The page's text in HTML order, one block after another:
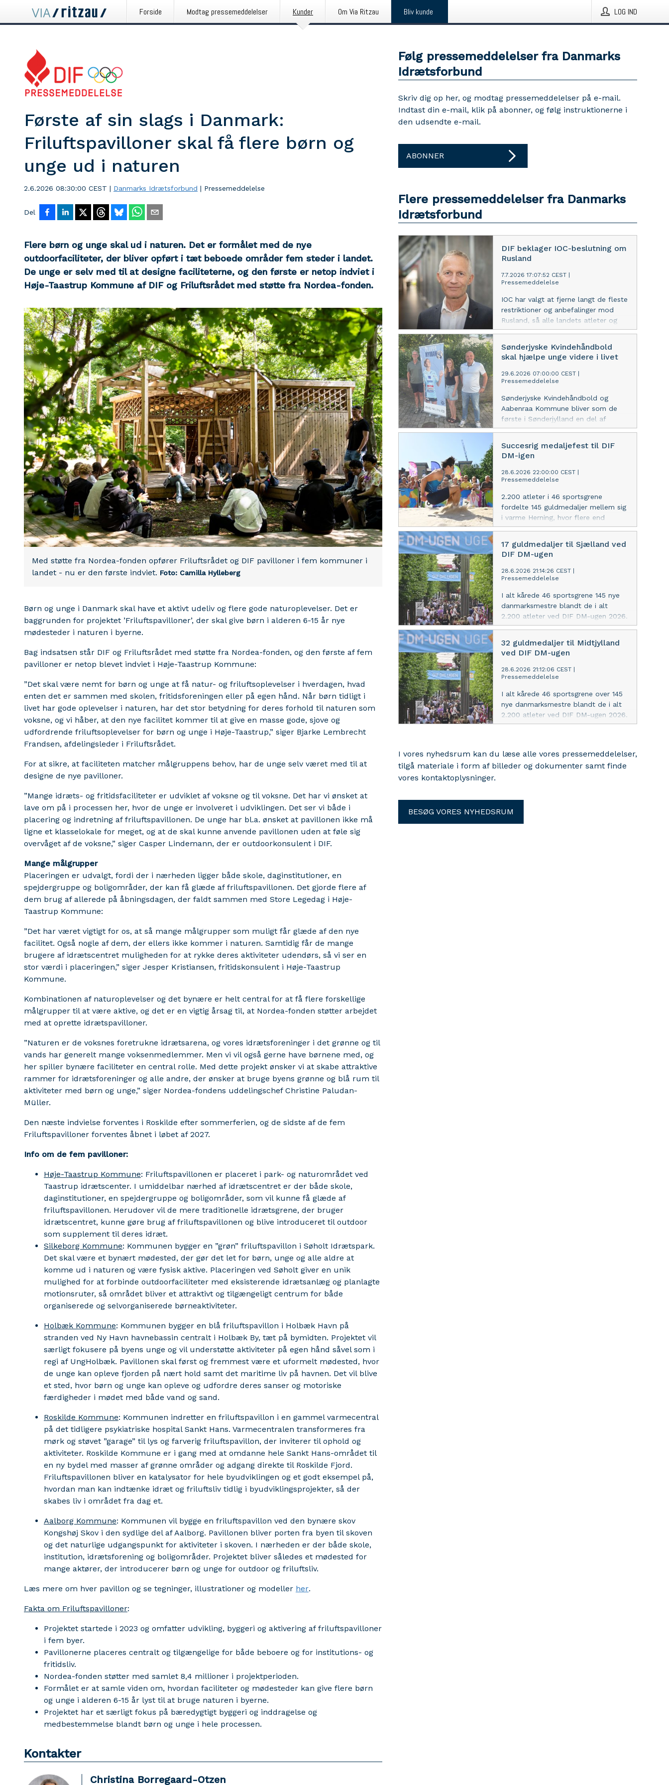
Forside Modtag pressemeddelelser Kunder Om Via Ritzau Bliv kunde LOG IND
Første af sin slags i Danmark:
Friluftspavilloner skal få flere børn og
unge ud i naturen
2.6.2026 08:30:00 CEST | Danmarks Idrætsforbund | Pressemeddelelse
Del
Flere børn og unge skal ud i naturen. Det er formålet med de nye
outdoorfaciliteter, der bliver opført i tæt beboede områder fem steder i landet.
De unge er selv med til at designe faciliteterne, og den første er netop indviet i
Høje-Taastrup Kommune af DIF og Friluftsrådet med støtte fra Nordea-fonden.
Med støtte fra Nordea-fonden opfører Friluftsrådet og DIF pavilloner i fem kommuner i
landet - nu er den første indviet. Foto: Camilla Hylleberg
Børn og unge i Danmark skal have et aktivt udeliv og flere gode naturoplevelser. Det er
baggrunden for projektet ’Friluftspavilloner’, der skal give børn i alderen 6-15 år nye
mødesteder i naturen i byerne.
Bag indsatsen står DIF og Friluftsrådet med støtte fra Nordea-fonden, og den første af fem
pavilloner er netop blevet indviet i Høje-Taastrup Kommune:
”Det skal være nemt for børn og unge at få natur- og friluftsoplevelser i hverdagen, hvad
enten det er sammen med skolen, fritidsforeningen eller på egen hånd. Når børn tidligt i
livet har gode oplevelser i naturen, har det stor betydning for deres forhold til naturen som
voksne, og vi håber, at den nye facilitet kommer til at give en masse gode, sjove og
udfordrende friluftsoplevelser for børn og unge i Høje-Taastrup,” siger Bjarke Lembrecht
Frandsen, afdelingsleder i Friluftsrådet.
For at sikre, at faciliteten matcher målgruppens behov, har de unge selv været med til at
designe de nye pavilloner.
”Mange idræts- og fritidsfaciliteter er udviklet af voksne og til voksne. Det har vi ønsket at
lave om på i processen her, hvor de unge er involveret i udviklingen. Det ser vi både i
placering og indretning af friluftspavillonen. De unge har bl.a. ønsket at pavillonen ikke må
ligne et klasselokale for meget, og at de skal kunne anvende pavillonen uden at føle sig
overvåget af de voksne,” siger Casper Lindemann, der er outdoorkonsulent i DIF.
Mange målgrupper
Placeringen er udvalgt, fordi der i nærheden ligger både skole, daginstitutioner, en
spejdergruppe og boligområder, der kan få glæde af friluftspavillonen. Det gjorde flere af
dem brug af allerede på åbningsdagen, der faldt sammen med Store Legedag i Høje-
Taastrup Kommune:
”Det har været vigtigt for os, at så mange målgrupper som muligt får glæde af den nye
facilitet. Også nogle af dem, der ellers ikke kommer i naturen. Samtidig får de mange
brugere af idrætscentret muligheden for at rykke deres aktiviteter udendørs, så vi ser en
stor værdi i placeringen,” siger Jesper Kristiansen, fritidskonsulent i Høje-Taastrup
Kommune.
Kombinationen af naturoplevelser og det bynære er helt central for at få flere forskellige
målgrupper til at være aktive, og det er en vigtig årsag til, at Nordea-fonden støtter arbejdet
med at oprette idrætspavilloner.
”Naturen er de voksnes foretrukne idrætsarena, og vores idrætsforeninger i det grønne og til
vands har generelt mange voksenmedlemmer. Men vi vil også gerne have børnene med, og
her spiller bynære faciliteter en central rolle. Med dette projekt ønsker vi at skabe attraktive
rammer for idrætsforeninger og alle andre, der ønsker at bruge byens grønne og blå rum til
aktiviteter med børn og unge,” siger Nordea-fondens uddelingschef Christine Paludan-
Müller.
Den næste indvielse forventes i Roskilde efter sommerferien, og de sidste af de fem
Friluftspavilloner forventes åbnet i løbet af 2027.
Info om de fem pavilloner:
Høje-Taastrup Kommune: Friluftspavillonen er placeret i park- og naturområdet ved
Taastrup idrætscenter. I umiddelbar nærhed af idrætscentret er der både skole,
daginstitutioner, en spejdergruppe og boligområder, som vil kunne få glæde af
friluftspavillonen. Herudover vil de mere traditionelle idrætsgrene, der bruger
idrætscentret, kunne gøre brug af friluftspavillonen og blive introduceret til outdoor
som supplement til deres idræt.
Silkeborg Kommune: Kommunen bygger en ”grøn” friluftspavillon i Søholt Idrætspark.
Det skal være et bynært mødested, der gør det let for børn, unge og alle aldre at
komme ud i naturen og være fysisk aktive. Placeringen ved Søholt giver en unik
mulighed for at forbinde outdoorfaciliteter med eksisterende idrætsanlæg og planlagte
motionsruter, så området bliver et attraktivt og tilgængeligt centrum for både
organiserede og selvorganiserede børneaktiviteter.
Holbæk Kommune: Kommunen bygger en blå friluftspavillon i Holbæk Havn på
stranden ved Ny Havn havnebassin centralt i Holbæk By, tæt på bymidten. Projektet vil
særligt fokusere på byens unge og vil understøtte aktiviteter på egen hånd såvel som i
regi af UngHolbæk. Pavillonen skal først og fremmest være et uformelt mødested, hvor
de unge kan opleve fjorden på nært hold samt det maritime liv på havnen. Det vil blive
et sted, hvor børn og unge kan opleve og udfordre deres sanser og motoriske
færdigheder i mødet med både vand og sand.
Roskilde Kommune: Kommunen indretter en friluftspavillon i en gammel varmecentral
på det tidligere psykiatriske hospital Sankt Hans. Varmecentralen transformeres fra
mørk og støvet ”garage” til lys og farverig friluftspavillon, der inviterer til ophold og
aktiviteter. Roskilde Kommune er i gang med at omdanne hele Sankt Hans-området til
en ny bydel med masser af grønne områder og adgang direkte til Roskilde Fjord.
Friluftspavillonen bliver en katalysator for hele byudviklingen og et godt eksempel på,
hvordan man kan indtænke idræt og friluftsliv tidlig i byudviklingsprojekter, så der
skabes liv i området fra dag et.
Aalborg Kommune: Kommunen vil bygge en friluftspavillon ved den bynære skov
Kongshøj Skov i den sydlige del af Aalborg. Pavillonen bliver porten fra byen til skoven
og det naturlige udgangspunkt for aktiviteter i skoven. I nærheden er der både skole,
institution, idrætsforening og boligområder. Projektet bliver således et mødested for
mange aktører, der introducerer børn og unge for outdoor og friluftsliv.
Læs mere om hver pavillon og se tegninger, illustrationer og modeller her.
Fakta om Friluftspavilloner:
Projektet startede i 2023 og omfatter udvikling, byggeri og aktivering af friluftspavilloner
i fem byer.
Pavillonerne placeres centralt og tilgængelige for både beboere og for institutions- og
fritidsliv.
Nordea-fonden støtter med samlet 8,4 millioner i projektperioden.
Formålet er at samle viden om, hvordan faciliteter og mødesteder kan give flere børn
og unge i alderen 6-15 år lyst til at bruge naturen i byerne.
Projektet har et særligt fokus på bæredygtigt byggeri og inddragelse og
medbestemmelse blandt børn og unge i hele processen.
Kontakter
Christina Borregaard-Otzen
Følg pressemeddelelser fra Danmarks
Idrætsforbund
Skriv dig op her, og modtag pressemeddelelser på e-mail.
Indtast din e-mail, klik på abonner, og følg instruktionerne i
den udsendte e-mail.
ABONNER
Flere pressemeddelelser fra Danmarks
Idrætsforbund
DIF beklager IOC-beslutning om
Rusland
7.7.2026 17:07:52 CEST
Pressemeddelelse
IOC har valgt at fjerne langt de fleste
restriktioner og anbefalinger mod
Rusland, så alle landets atleter og
officials fremover kan deltage i OL-
i beslutningen.
Sønderjyske Kvindehåndbold
skal hjælpe unge videre i livet
29.6.2026 07:00:00 CEST
Pressemeddelelse
Sønderjyske Kvindehåndbold og
Aabenraa Kommune bliver som de
første i Sønderjylland en del af
Startblokken – et initiativ under
hjælpe unge langt fra job og
uddannelse godt videre i livet.
Succesrig medaljefest til DIF
DM-igen
28.6.2026 22:00:00 CEST
Pressemeddelelse
2.200 atleter i 46 sportsgrene
fordelte 145 guldmedaljer mellem sig
i varme Herning, hvor flere end
150.000 tilskuere og endnu flere DR-
17 guldmedaljer til Sjælland ved
DIF DM-ugen
28.6.2026 21:14:26 CEST
Pressemeddelelse
I alt kårede 46 sportsgrene 145 nye
danmarksmestre blandt de i alt
2.200 atleter ved DIF DM-ugen 2026.
Få overblikket her.
32 guldmedaljer til Midtjylland
ved DIF DM-ugen
28.6.2026 21:12:06 CEST
Pressemeddelelse
I alt kårede 46 sportsgrene over 145
nye danmarksmestre blandt de i alt
2.200 atleter ved DIF DM-ugen 2026.
Få overblikket her.
I vores nyhedsrum kan du læse alle vores pressemeddelelser,
tilgå materiale i form af billeder og dokumenter samt finde
vores kontaktoplysninger.
BESØG VORES NYHEDSRUM